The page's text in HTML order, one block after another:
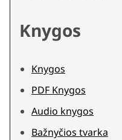
Knygos
Knygos
PDF Knygos
Audio knygos
Bažnyčios tvarka